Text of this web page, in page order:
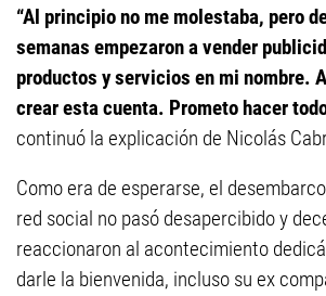
“Al principio no me molestaba, pero
semanas empezaron a vender
productos y servicios en mi nombre.
crear esta cuenta. Prometo hacer
continuó la explicación de Nicolás
Como era de esperarse, el
red social no pasó desapercibido y
reaccionaron al acontecimiento
darle la bienvenida, incluso su ex